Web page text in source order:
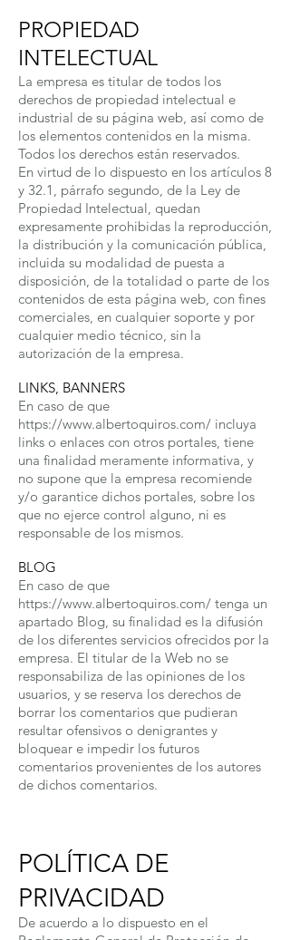
PROPIEDAD
INTELECTUAL
La empresa es titular de todos los
derechos de propiedad intelectual e
industrial de su página web, así como de
los elementos contenidos en la misma.
Todos los derechos están reservados.
En virtud de lo dispuesto en los artículos 8
y 32.1, párrafo segundo, de la Ley de
Propiedad Intelectual, quedan
expresamente prohibidas la reproducción,
la distribución y la comunicación pública,
incluida su modalidad de puesta a
disposición, de la totalidad o parte de los
contenidos de esta página web, con fines
comerciales, en cualquier soporte y por
cualquier medio técnico, sin la
autorización de la empresa.
LINKS, BANNERS
En caso de que
https://www.albertoquiros.com/ incluya
links o enlaces con otros portales, tiene
una finalidad meramente informativa, y
no supone que la empresa recomiende
y/o garantice dichos portales, sobre los
que no ejerce control alguno, ni es
responsable de los mismos.
BLOG
En caso de que
https://www.albertoquiros.com/ tenga un
apartado Blog, su finalidad es la difusión
de los diferentes servicios ofrecidos por la
empresa. El titular de la Web no se
responsabiliza de las opiniones de los
usuarios, y se reserva los derechos de
borrar los comentarios que pudieran
resultar ofensivos o denigrantes y
bloquear e impedir los futuros
comentarios provenientes de los autores
de dichos comentarios.
POLÍTICA DE
PRIVACIDAD
De acuerdo a lo dispuesto en el